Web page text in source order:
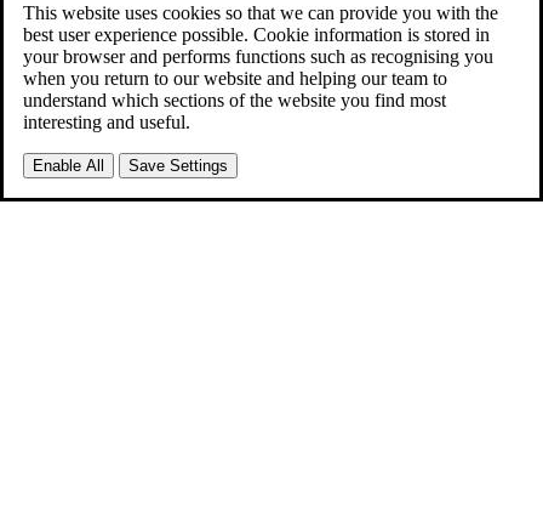
This website uses cookies so that we can provide you with the
best user experience possible. Cookie information is stored in
your browser and performs functions such as recognising you
when you return to our website and helping our team to
understand which sections of the website you find most
interesting and useful.
Enable All Save Settings